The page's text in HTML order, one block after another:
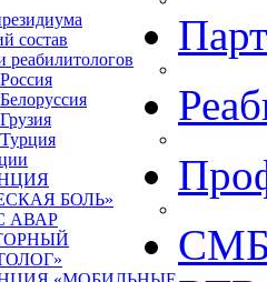
состав
реабилитологов
Россия
Белоруссия
Грузия
Турция
БОЛЬ»
АВАР